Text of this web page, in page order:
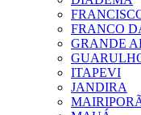
FRANCO
GRANDE
ITAPEVI
JANDIRA